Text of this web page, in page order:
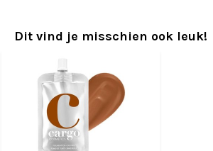
Dit vind je misschien ook leuk!